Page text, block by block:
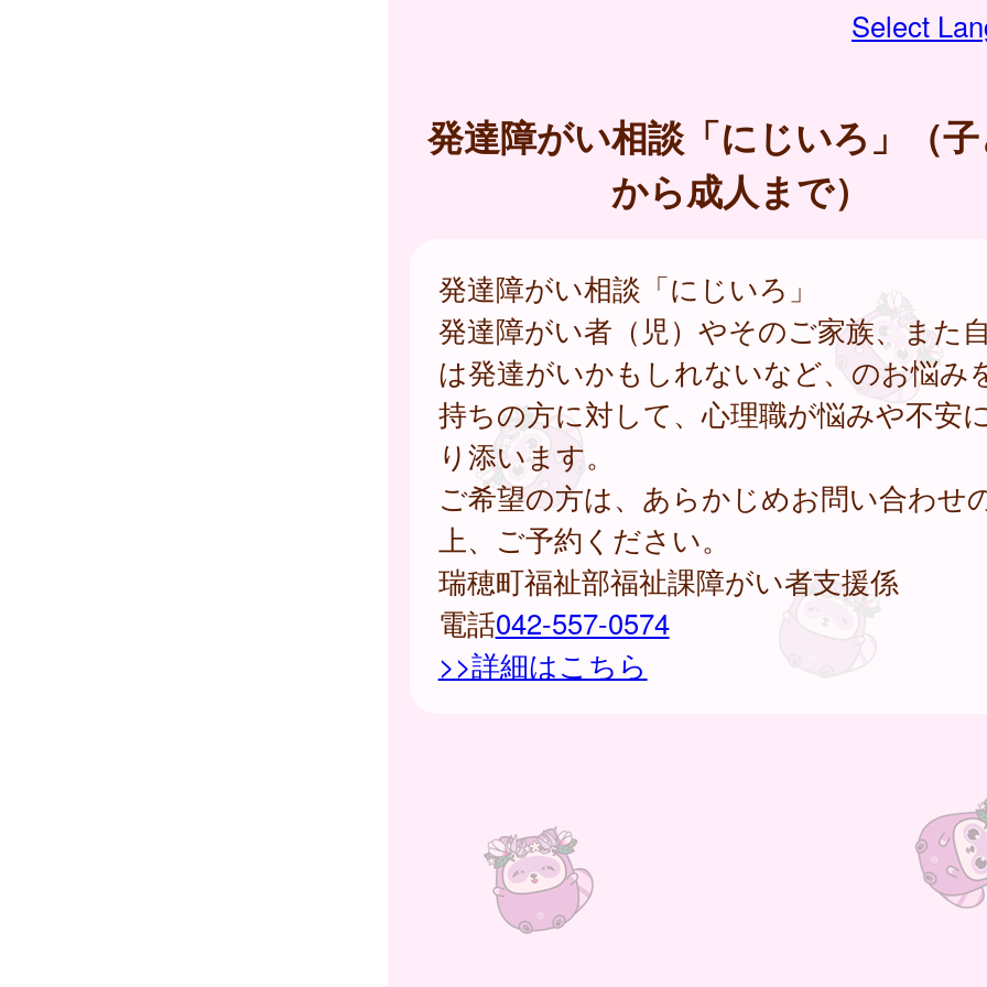
Select
発達障がい相談「にじいろ」（
から成人まで）
発達障がい相談「にじいろ」
発達障がい者（児）やそのご家族、また
は発達がいかもしれないなど、のお悩み
持ちの方に対して、心理職が悩みや不安
り添います。
ご希望の方は、あらかじめお問い合わせ
上、ご予約ください。
瑞穂町福祉部福祉課障がい者支援係
電話042-557-0574
>>詳細はこちら